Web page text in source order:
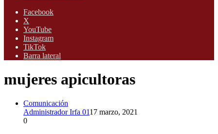
Facebook
X
YouTube
Instagram
TikTok
Barra lateral
mujeres apicultoras
Comunicación
Administrador Irfa 0117 marzo, 2021
0